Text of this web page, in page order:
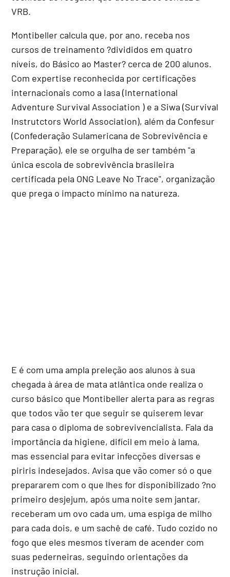
VRB.
Montibeller calcula que, por ano, receba nos
cursos de treinamento ?divididos em quatro
níveis, do Básico ao Master? cerca de 200 alunos.
Com expertise reconhecida por certificações
internacionais como a Iasa (International
Adventure Survival Association ) e a Siwa (Survival
Instrutctors World Association), além da Confesur
(Confederação Sulamericana de Sobrevivência e
Preparação), ele se orgulha de ser também "a
única escola de sobrevivência brasileira
certificada pela ONG Leave No Trace", organização
que prega o impacto mínimo na natureza.
E é com uma ampla preleção aos alunos à sua
chegada à área de mata atlântica onde realiza o
curso básico que Montibeller alerta para as regras
que todos vão ter que seguir se quiserem levar
para casa o diploma de sobrevivencialista. Fala da
importância da higiene, difícil em meio à lama,
mas essencial para evitar infecções diversas e
piriris indesejados. Avisa que vão comer só o que
prepararem com o que lhes for disponibilizado ?no
primeiro desjejum, após uma noite sem jantar,
receberam um ovo cada um, uma espiga de milho
para cada dois, e um sachê de café. Tudo cozido no
fogo que eles mesmos tiveram de acender com
suas pederneiras, seguindo orientações da
instrução inicial.